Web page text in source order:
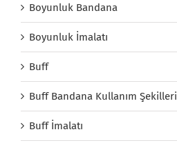
Boyunluk Bandana
Boyunluk İmalatı
Buff
Buff Bandana Kullanım Şekilleri
Buff İmalatı